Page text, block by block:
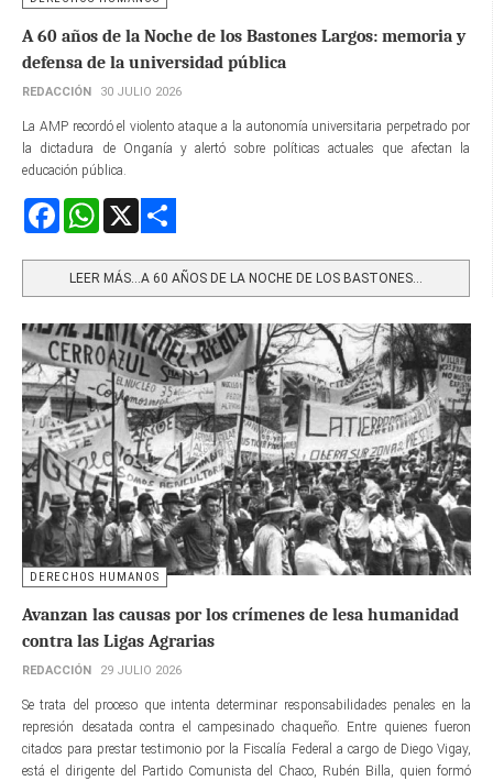
A 60 años de la Noche de los Bastones Largos: memoria y
defensa de la universidad pública
REDACCIÓN 30 JULIO 2026
La AMP recordó el violento ataque a la autonomía universitaria perpetrado por
la dictadura de Onganía y alertó sobre políticas actuales que afectan la
educación pública.
FacebookWhatsApp
LEER MÁS…A 60 AÑOS DE LA NOCHE DE LOS BASTONES...
DERECHOS HUMANOS
Avanzan las causas por los crímenes de lesa humanidad
contra las Ligas Agrarias
REDACCIÓN 29 JULIO 2026
Se trata del proceso que intenta determinar responsabilidades penales en la
represión desatada contra el campesinado chaqueño. Entre quienes fueron
citados para prestar testimonio por la Fiscalía Federal a cargo de Diego Vigay,
está el dirigente del Partido Comunista del Chaco, Rubén Billa, quien formó